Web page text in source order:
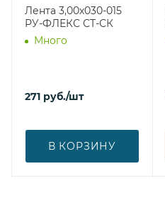
Лента 3,00х030-015
РУ-ФЛЕКС СТ-СК
Много
271 руб./шт
В КОРЗИНУ